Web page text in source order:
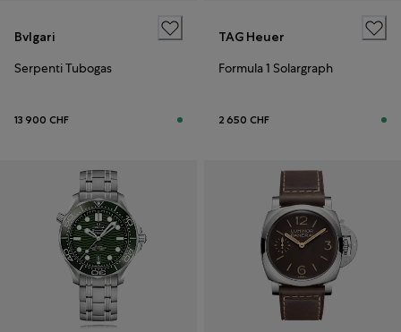
Bvlgari
Serpenti Tubogas
13 900 CHF
TAG Heuer
Formula 1 Solargraph
2 650 CHF